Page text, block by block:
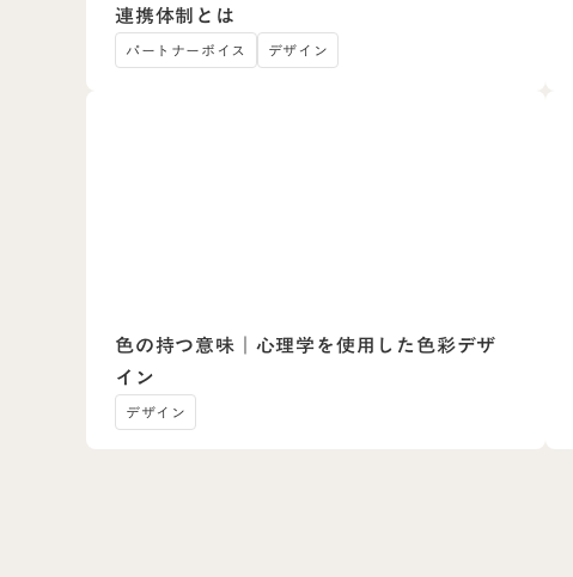
連携体制とは
パートナーボイス デザイン
色の持つ意味｜心理学を使用した色彩デザ
イン
デザイン